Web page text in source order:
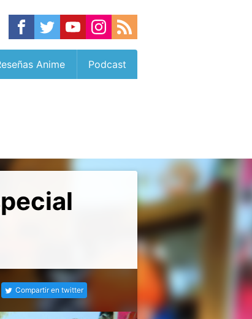
Anime Podcast
Compartir en twitter